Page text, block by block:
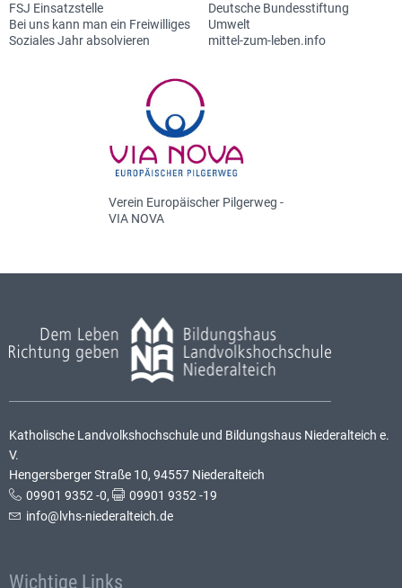
FSJ Einsatzstelle
Bei uns kann man ein Freiwilliges
Soziales Jahr absolvieren
Deutsche Bundesstiftung
Umwelt
mittel-zum-leben.info
Verein Europäischer Pilgerweg -
VIA NOVA
Katholische Landvolkshochschule und Bildungshaus Niederalteich e.
V.
Hengersberger Straße 10, 94557 Niederalteich
09901 9352 -0,
09901 9352 -19
info@lvhs-niederalteich.de
Wichtige Links